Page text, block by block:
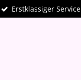
Erstklassiger Service